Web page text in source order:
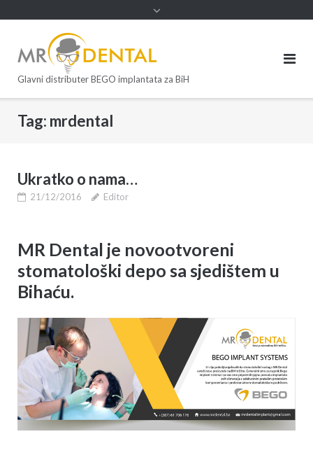
Glavni distributer BEGO implantata za BiH
Tag: mrdental
Ukratko o nama…
21/12/2016 Editor
MR Dental je novootvoreni
stomatološki depo sa sjedištem u
Bihaću.